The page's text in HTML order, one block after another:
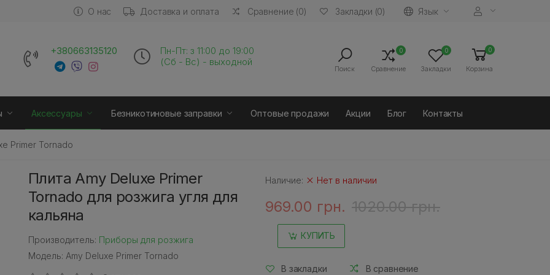
О нас Доставка и оплата Сравнение (0) Закладки (0) Язык
+380663135120
Пн-Пт: з 11:00 до 19:00
(Сб - Вс) - выходной
Поиск
0
Сравнение
0
Закладки
0
Корзина
Аксессуары Безникотиновые заправки Оптовые продажи Акции Блог Контакты
Primer Tornado
Плита Amy Deluxe Primer
Tornado для розжига угля для
кальяна
Производитель: Приборы для розжига
Модель: Amy Deluxe Primer Tornado
Наличие: Нет в наличии
969.00 грн. 1020.00 грн.
КУПИТЬ
В закладки В сравнение